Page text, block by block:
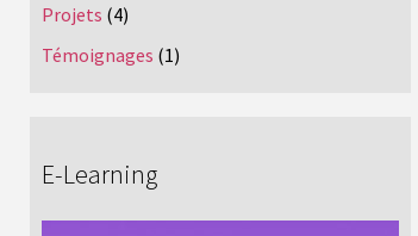
Projets (4)
Témoignages (1)
E-Learning